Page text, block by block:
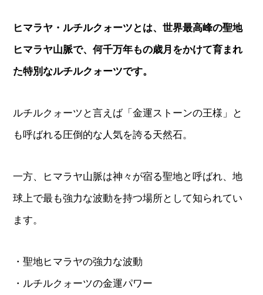
ヒマラヤ・ルチルクォーツとは、世界最高峰の聖地
ヒマラヤ山脈で、何千万年もの歳月をかけて育まれ
た特別なルチルクォーツです。
ルチルクォーツと言えば「金運ストーンの王様」と
も呼ばれる圧倒的な人気を誇る天然石。
一方、ヒマラヤ山脈は神々が宿る聖地と呼ばれ、地
球上で最も強力な波動を持つ場所として知られてい
ます。
・聖地ヒマラヤの強力な波動
・ルチルクォーツの金運パワー